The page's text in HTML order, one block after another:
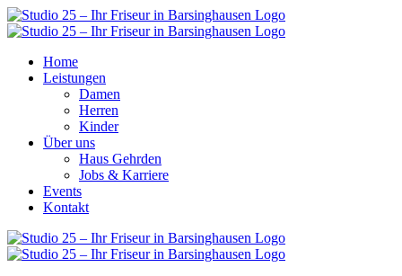
Home
Leistungen
Damen
Herren
Kinder
Über uns
Haus Gehrden
Jobs & Karriere
Events
Kontakt